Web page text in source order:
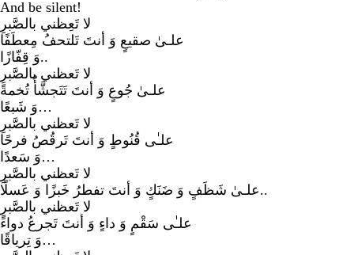
And be silent!
لا تَعِظني بالصَّبرِ
علـىٰ صقيعٍ وَ أنتَ تَلتحفُ مِعطَفًا
وَ قِفّازًا..
لا تَعظني بالصَّبرِ
علـىٰ جُوعٍ وَ أنتَ تَتَجشَّأُ تُخمةً
وَ شَبعًا…
لا تَعظني بالصَّبرِ
علـٰى قُنُوطٍ وَ أنتَ تَرقُصُ فرحًا
وَ سَعدًا…
لا تَعظني بالصَّبرِ
علـىٰ شَظَفٍ وَ ضَنَكٍ وَ أنتَ تفطرُ خَبزًا وَ عَسلًا..
لا تَعظني بالصَّبرِ
علـٰى سَقْمٍ وَ داءٍ وَ أنتَ تَجرعُ دواءً
وَ تِرياقًا…